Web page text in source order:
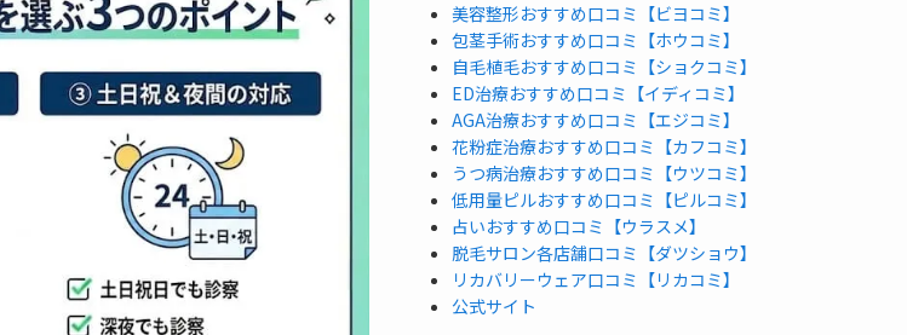
美容整形おすすめ口コミ【ビヨコミ】
包茎手術おすすめ口コミ【ホウコミ】
自毛植毛おすすめ口コミ【ショクコミ】
ED治療おすすめ口コミ【イディコミ】
AGA治療おすすめ口コミ【エジコミ】
花粉症治療おすすめ口コミ【カフコミ】
うつ病治療おすすめ口コミ【ウツコミ】
低用量ピルおすすめ口コミ【ピルコミ】
占いおすすめ口コミ【ウラスメ】
脱毛サロン各店舗口コミ【ダツショウ】
リカバリーウェア口コミ【リカコミ】
公式サイト